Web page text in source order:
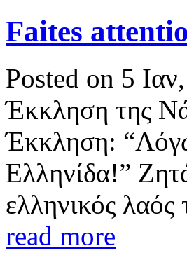
Faites
Posted on 5
Έκκληση της
Έκκληση:
Ελληνίδα!”
ελληνικός λαός
read more